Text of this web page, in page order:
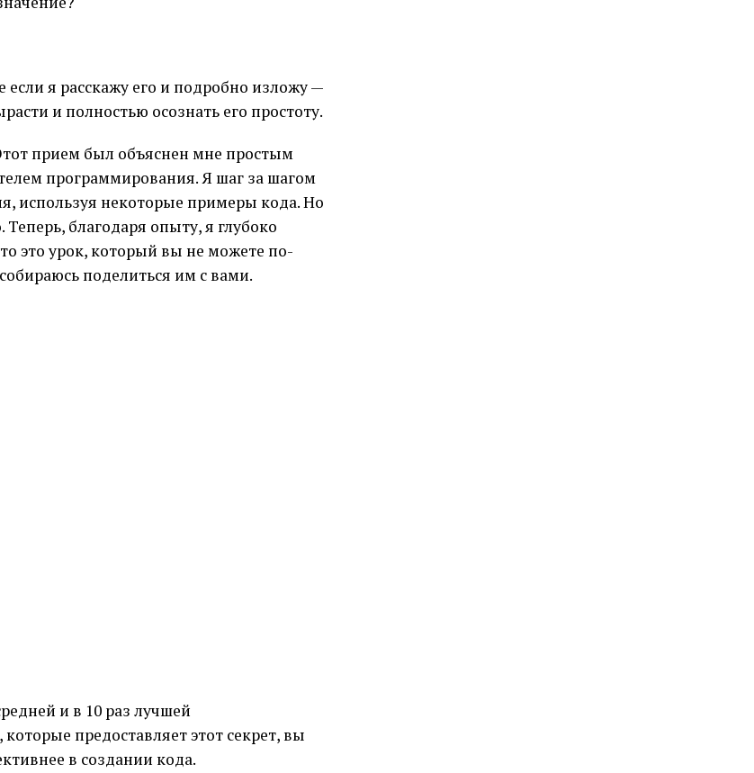
я расскажу его и подробно изложу —
и полностью осознать его простоту.
прием был объяснен мне простым
программирования. Я шаг за шагом
используя некоторые примеры кода. Но
Теперь, благодаря опыту, я глубоко
это урок, который вы не можете по-
поделиться им с вами.
и в 10 раз лучшей
предоставляет этот секрет, вы
в создании кода.